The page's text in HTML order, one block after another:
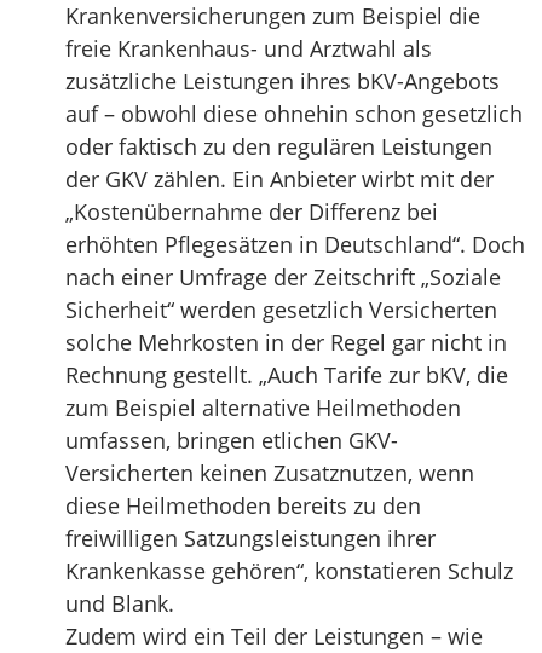
Krankenversicherungen zum Beispiel die
freie Krankenhaus- und Arztwahl als
zusätzliche Leistungen ihres bKV-Angebots
auf – obwohl diese ohnehin schon gesetzlich
oder faktisch zu den regulären Leistungen
der GKV zählen. Ein Anbieter wirbt mit der
„Kostenübernahme der Differenz bei
erhöhten Pflegesätzen in Deutschland“. Doch
nach einer Umfrage der Zeitschrift „Soziale
Sicherheit“ werden gesetzlich Versicherten
solche Mehrkosten in der Regel gar nicht in
Rechnung gestellt. „Auch Tarife zur bKV, die
zum Beispiel alternative Heilmethoden
umfassen, bringen etlichen GKV-
Versicherten keinen Zusatznutzen, wenn
diese Heilmethoden bereits zu den
freiwilligen Satzungsleistungen ihrer
Krankenkasse gehören“, konstatieren Schulz
und Blank.
Zudem wird ein Teil der Leistungen – wie